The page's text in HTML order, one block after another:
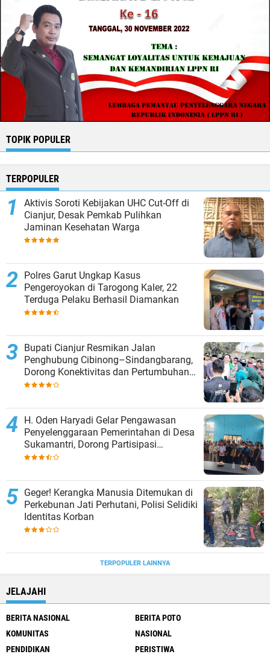
TOPIK POPULER
TERPOPULER
Aktivis Soroti Kebijakan UHC Cut-Off di
Cianjur, Desak Pemkab Pulihkan
Jaminan Kesehatan Warga
Polres Garut Ungkap Kasus
Pengeroyokan di Tarogong Kaler, 22
Terduga Pelaku Berhasil Diamankan
Bupati Cianjur Resmikan Jalan
Penghubung Cibinong–Sindangbarang,
Dorong Konektivitas dan Pertumbuhan
Ekonomi Cianjur Selatan
H. Oden Haryadi Gelar Pengawasan
Penyelenggaraan Pemerintahan di Desa
Sukamantri, Dorong Partisipasi
Masyarakat dalam Pembangunan
Geger! Kerangka Manusia Ditemukan di
Perkebunan Jati Perhutani, Polisi Selidiki
Identitas Korban
TERPOPULER LAINNYA
JELAJAHI
BERITA NASIONAL
BERITA POTO
KOMUNITAS
NASIONAL
PENDIDIKAN
PERISTIWA